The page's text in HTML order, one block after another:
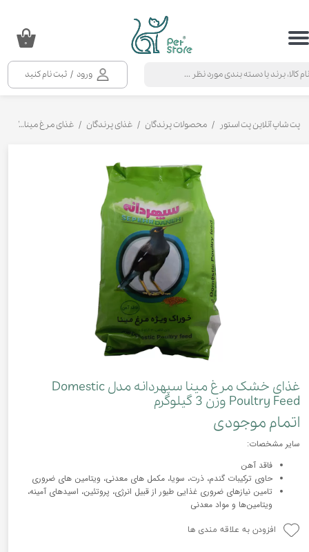
ورود / ثبت نام کنید
حساب کاربری من
خروج از حساب کاربری
۰
پت شاپ آنلاین پت استور محصولات پرندگان غذای پرندگان غذای مرغ مینا
غذای خشک مرغ مینا سپهردانه مدل Domestic
Poultry Feed وزن 3 گیلوگرم
اتمام موجودی
سایر مشخصات:
فاقد آهن
حاوی ترکیبات گندم، ذرت، سویا، مکمل های معدنی، ویتامین های ضروری
تامین نیازهای ضروری غذایی طیور از قبیل انرژی، پروتئین، اسیدهای آمینه،
ویتامین‌ها و مواد معدنی
افزودن به علاقه مندی ها